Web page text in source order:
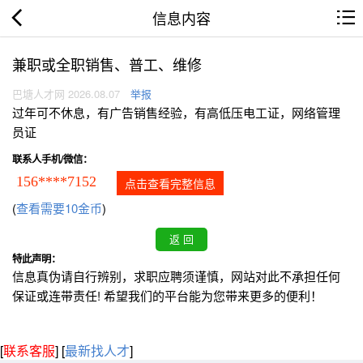
信息内容
兼职或全职销售、普工、维修
巴塘人才网 2026.08.07 举报
过年可不休息，有广告销售经验，有高低压电工证，网络管理
员证
联系人手机/微信：
156****7152 点击查看完整信息
(查看需要10金币)
特此声明：
信息真伪请自行辨别，求职应聘须谨慎，网站对此不承担任何
保证或连带责任! 希望我们的平台能为您带来更多的便利！
[联系客服] [最新找人才]